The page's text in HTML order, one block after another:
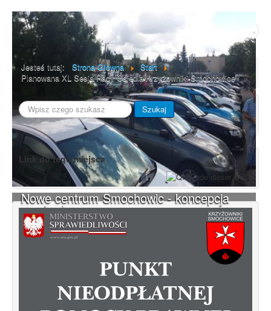
Nowe centrum Smochowic - koncepcja
przebudowy
Poprzedni artykuł Następny artykuł
Jesteś tutaj: Strona Główna
Start
Planowana XL Sesja Rady Osiedla Krzyżowniki-Smochowice
Szukaj... Szukaj
Link do tego miejsca